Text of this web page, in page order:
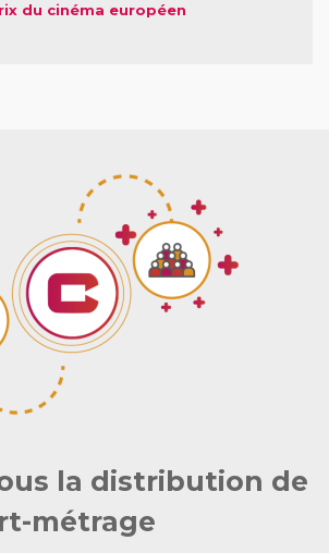
du cinéma européen
la distribution de
métrage